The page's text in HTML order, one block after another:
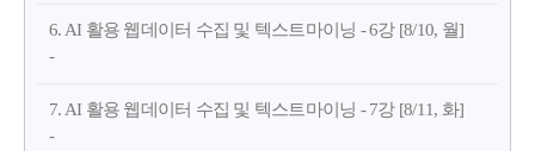
6. AI 활용 웹데이터 수집 및 텍스트마이닝 - 6강 [8/10, 월]
-
7. AI 활용 웹데이터 수집 및 텍스트마이닝 - 7강 [8/11, 화]
-